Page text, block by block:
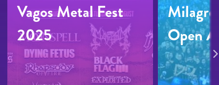
Vagos Metal Fest
2025
Open